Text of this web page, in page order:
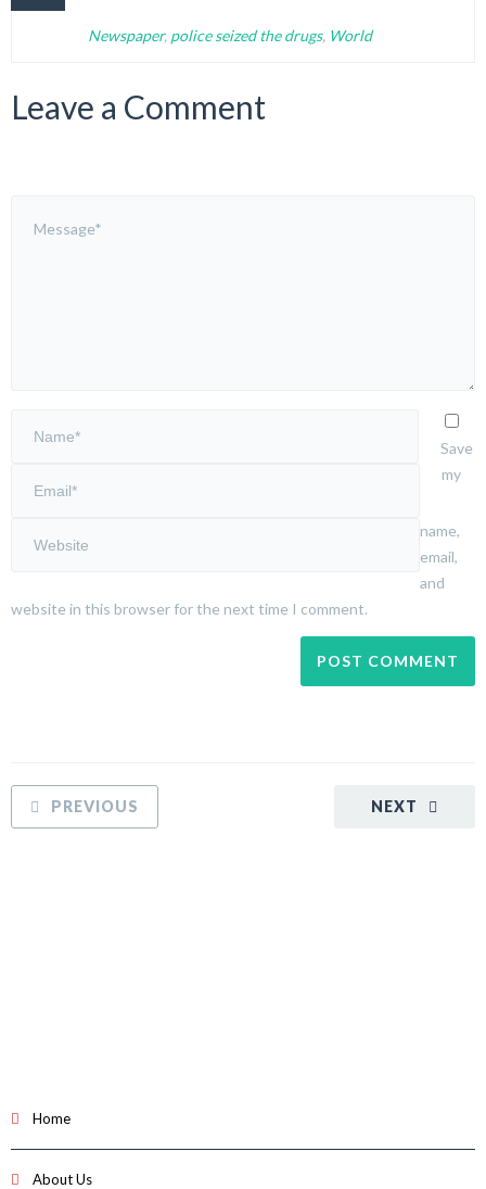
Newspaper, police seized the drugs, World
Leave a Comment
Save
my
name,
email,
and
website in this browser for the next time I comment.
NEXT
PREVIOUS
Home
About Us